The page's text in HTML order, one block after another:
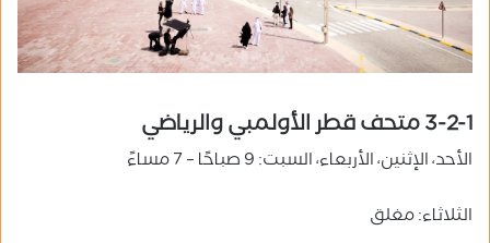
3-2-1 متحف قطر الأولمبي والرياضي
الأحد، الإثنين، الأربعاء، السبت: 9 صباحًا – 7 مساءً
الثلاثاء: مغلق